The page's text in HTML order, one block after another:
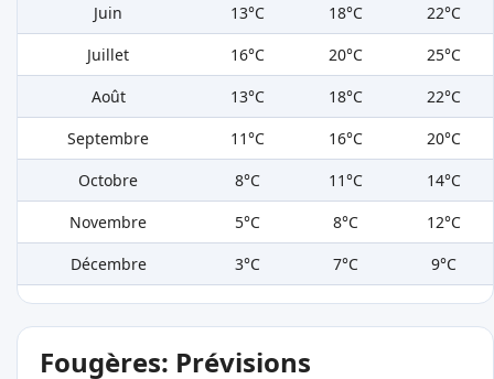
Juin
13°C 18°C
22°C
Juillet
16°C 20°C
25°C
Août
13°C 18°C
22°C
Septembre
11°C 16°C
20°C
Octobre
8°C 11°C
14°C
Novembre
5°C 8°C
12°C
Décembre
3°C 7°C 9°C
Fougères: Prévisions